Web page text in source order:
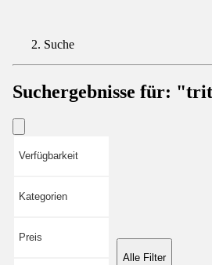
Suche
Suchergebnisse für:
Verfügbarkeit
Kategorien
Preis
Alle Filter